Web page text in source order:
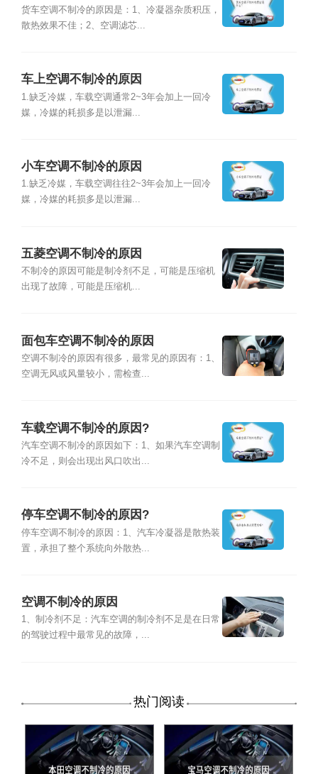
货车空调不制冷的原因是：1、冷凝器杂质积压，
散热效果不佳；2、空调滤芯...
车上空调不制冷的原因
1.缺乏冷媒，车载空调通常2~3年会加上一回冷
媒，冷媒的耗损多是以泄漏...
小车空调不制冷的原因
1.缺乏冷媒，车载空调往往2~3年会加上一回冷
媒，冷媒的耗损多是以泄漏...
五菱空调不制冷的原因
不制冷的原因可能是制冷剂不足，可能是压缩机
出现了故障，可能是压缩机...
面包车空调不制冷的原因
空调不制冷的原因有很多，最常见的原因有：1、
空调无风或风量较小，需检查...
车载空调不制冷的原因?
汽车空调不制冷的原因如下：1、如果汽车空调制
冷不足，则会出现出风口吹出...
停车空调不制冷的原因?
停车空调不制冷的原因：1、汽车冷凝器是散热装
置，承担了整个系统向外散热...
空调不制冷的原因
1、制冷剂不足：汽车空调的制冷剂不足是在日常
的驾驶过程中最常见的故障，...
热门阅读